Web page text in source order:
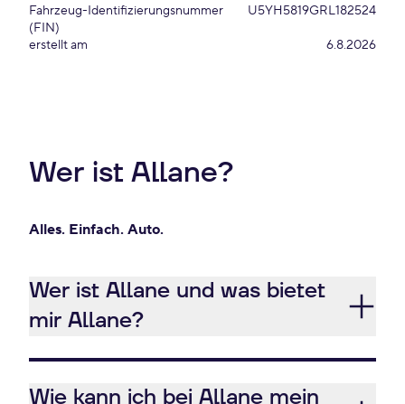
Fahrzeug-Identifizierungsnummer
(FIN)
U5YH5819GRL182524
erstellt am 6.8.2026
Wer ist Allane?
Alles. Einfach. Auto.
Wer ist Allane und was bietet
mir Allane?
Wie kann ich bei Allane mein